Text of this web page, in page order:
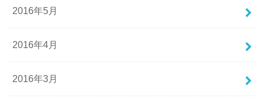
2016年5月
2016年4月
2016年3月